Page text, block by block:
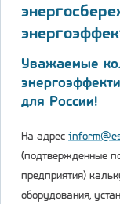
Уважаемые
для России!
На адрес
(подтвержденные
предприятия)
оборудования,